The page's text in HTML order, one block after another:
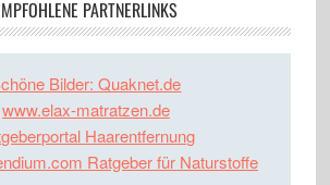
PARTNERLINKS
Bilder: Quaknet.de
www.elax-matratzen.de
Haarentfernung
Ratgeber für Naturstoffe